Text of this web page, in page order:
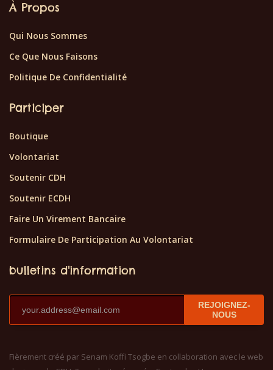
À Propos
Qui Nous Sommes
Ce Que Nous Faisons
Politique De Confidentialité
Participer
Boutique
Volontariat
Soutenir CDH
Soutenir ECDH
Faire Un Virement Bancaire
Formulaire De Participation Au Volontariat
bulletins d'information
REJOIGNEZ-
NOUS
Fièrement créé par Senam Koffi Tsogbe en collaboration avec le web